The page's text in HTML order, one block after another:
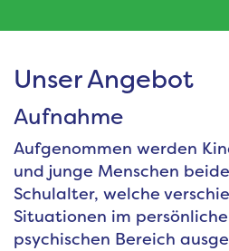
Unser Angebot
Aufnahme
Aufgenommen werden
und junge Menschen
Schulalter, welche
Situationen im
psychischen Bereich